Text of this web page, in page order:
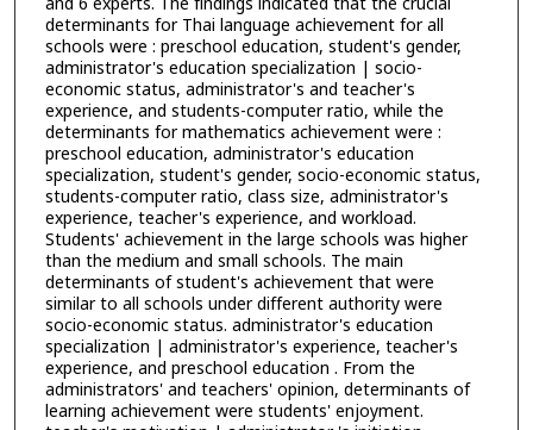
determinants for Thai language achievement for all
schools were : preschool education, student's gender,
administrator's education specialization | socio­
economic status, administrator's and teacher's
experience, and students-computer ratio, while the
determinants for mathematics achievement were :
preschool education, administrator's education
specialization, student's gender, socio-economic status,
students-computer ratio, class size, administrator's
experience, teacher's experience, and workload.
Students' achievement in the large schools was higher
than the medium and small schools. The main
determinants of student's achievement that were
similar to all schools under different authority were
socio-economic status. administrator's education
specialization | administrator's experience, teacher's
experience, and preschool education . From the
administrators' and teachers' opinion, determinants of
learning achievement were students' enjoyment.